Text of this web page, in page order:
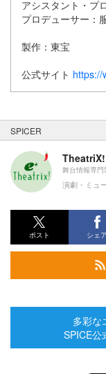
アシスタント・プ
プロデューサー：
製作：東宝
公式サイト https://
SPICER
TheatriX!
舞台情報専
演劇・ミュ
ポスト シェア
多彩な
SPICE公